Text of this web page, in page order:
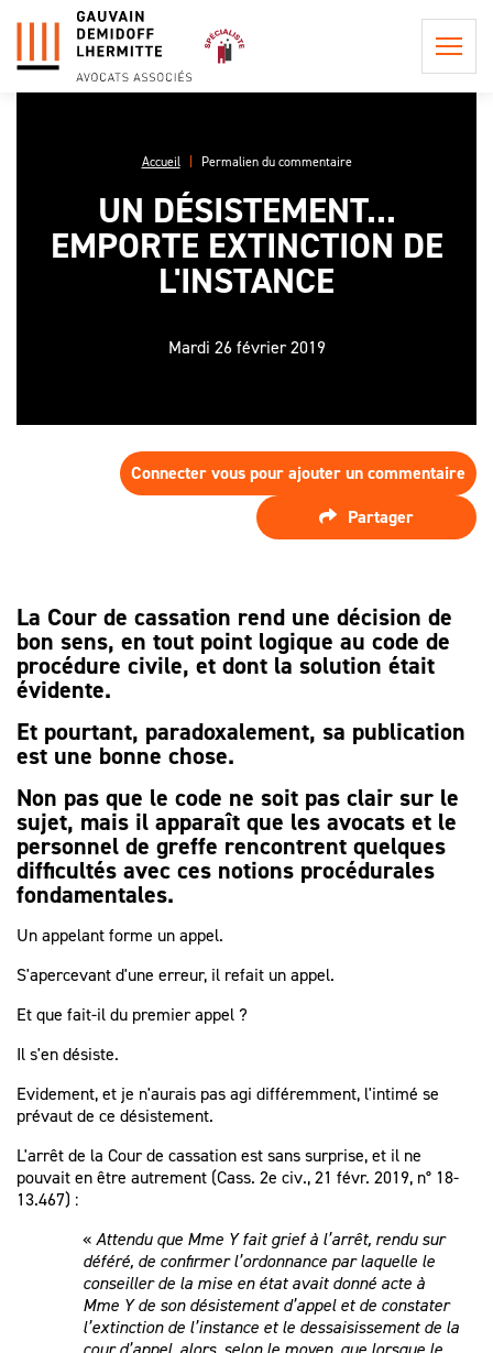
Accueil Permalien du commentaire
UN DÉSISTEMENT...
EMPORTE EXTINCTION DE
L'INSTANCE
Mardi 26 février 2019
Connecter vous pour ajouter un commentaire
Partager
La Cour de cassation rend une décision de
bon sens, en tout point logique au code de
procédure civile, et dont la solution était
évidente.
Et pourtant, paradoxalement, sa publication
est une bonne chose.
Non pas que le code ne soit pas clair sur le
sujet, mais il apparaît que les avocats et le
personnel de greffe rencontrent quelques
difficultés avec ces notions procédurales
fondamentales.
Un appelant forme un appel.
S'apercevant d'une erreur, il refait un appel.
Et que fait-il du premier appel ?
Il s'en désiste.
Evidement, et je n'aurais pas agi différemment, l'intimé se
prévaut de ce désistement.
L'arrêt de la Cour de cassation est sans surprise, et il ne
pouvait en être autrement (Cass. 2e civ., 21 févr. 2019, n° 18-
13.467) :
«Attendu que Mme Y fait grief à l’arrêt, rendu sur
déféré, de confirmer l’ordonnance par laquelle le
conseiller de la mise en état avait donné acte à
Mme Y de son désistement d’appel et de constater
l’extinction de l’instance et le dessaisissement de la
SOMMES-
NOUS ?
POSTULATION ET DE
REPRÉSENTATION
DÉMARCHES
EN APPEL,
PROCÉDURE
D'APPEL